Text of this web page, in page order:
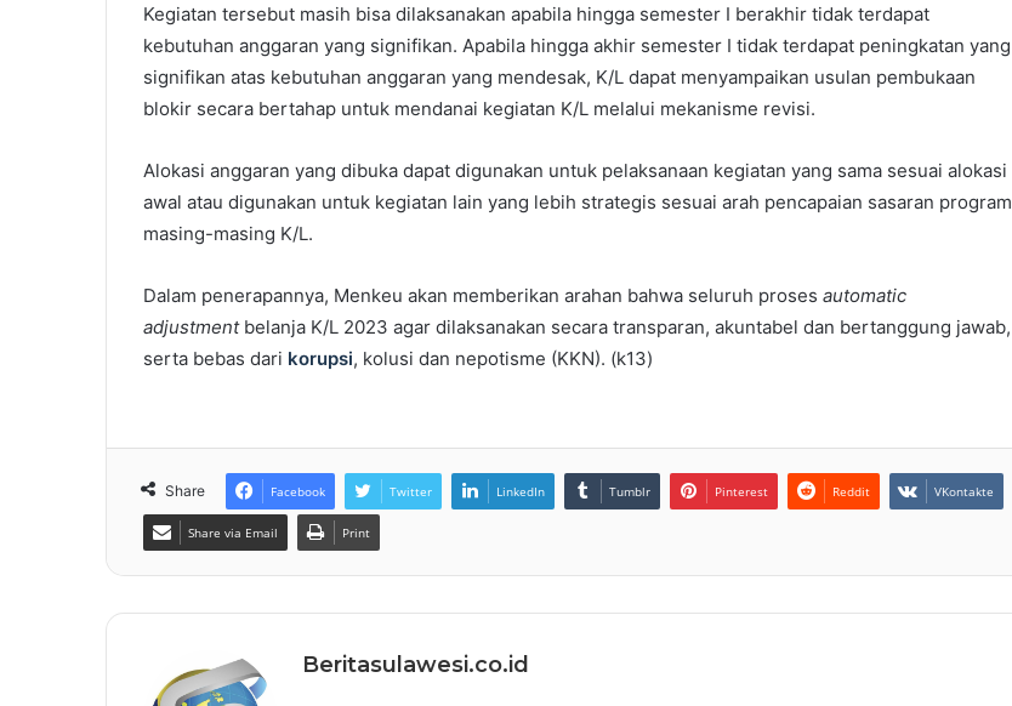
Kegiatan tersebut masih bisa dilaksanakan apabila hingga semester I berakhir tidak terdapat
kebutuhan anggaran yang signifikan. Apabila hingga akhir semester I tidak terdapat peningkatan yang
signifikan atas kebutuhan anggaran yang mendesak, K/L dapat menyampaikan usulan pembukaan
blokir secara bertahap untuk mendanai kegiatan K/L melalui mekanisme revisi.
Alokasi anggaran yang dibuka dapat digunakan untuk pelaksanaan kegiatan yang sama sesuai alokasi
awal atau digunakan untuk kegiatan lain yang lebih strategis sesuai arah pencapaian sasaran program
masing-masing K/L.
Dalam penerapannya, Menkeu akan memberikan arahan bahwa seluruh proses automatic
adjustmentbelanja K/L 2023 agar dilaksanakan secara transparan, akuntabel dan bertanggung jawab,
serta bebas dari korupsi, kolusi dan nepotisme (KKN). (k13)
Share Facebook Twitter LinkedIn Tumblr Pinterest Reddit VKontakte
Share via Email Print
Beritasulawesi.co.id